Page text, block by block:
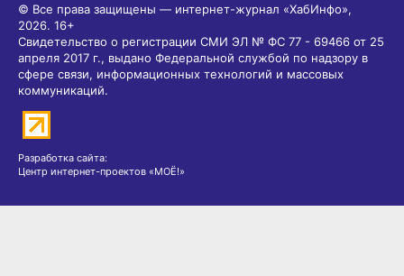
© Все права защищены — интернет-журнал «ХабИнфо»,
2026. 16+
Свидетельство о регистрации СМИ ЭЛ № ФС 77 - 69466 от 25
апреля 2017 г., выдано Федеральной службой по надзору в
сфере связи, информационных технологий и массовых
коммуникаций.
Разработка сайта:
Центр интернет-проектов «МОЁ!»